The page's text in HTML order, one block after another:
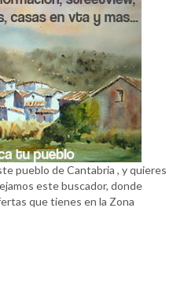
pueblo de Cantabria , y quieres
este buscador, donde
que tienes en la Zona